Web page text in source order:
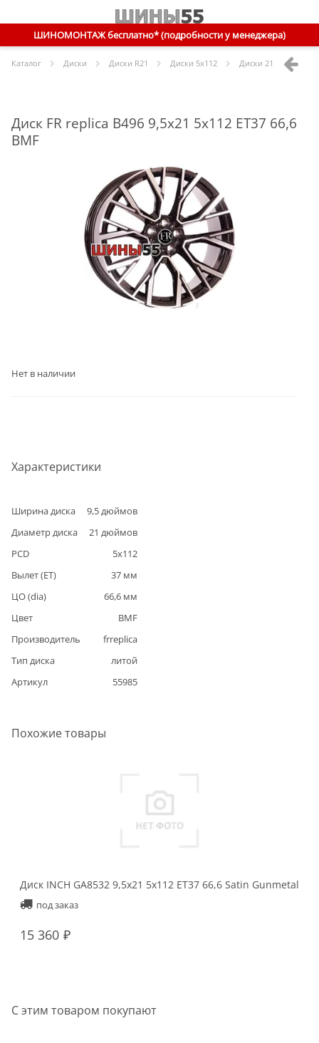
ШИНОМОНТАЖ бесплатно* (подробности у менеджера)
Каталог Диски Диски R21 Диски 5x112 Диски 21 5x112 ET37
Диск FR replica B496 9,5x21 5x112 ET37 66,6
BMF
Характеристики
Ширина диска 9,5дюймов
Диаметр диска
21 дюймов
PCD
5x112
Вылет (ET)
37 мм
ЦО (dia)
66,6 мм
Цвет
BMF
Производитель
frreplica
Тип диска
литой
Артикул
55985
Нет в наличии
Похожие товары
Диск INCH GA8532 9,5x21 5x112 ET37 66,6 Satin Gunmetal
под заказ
15 360
С этим товаром покупают